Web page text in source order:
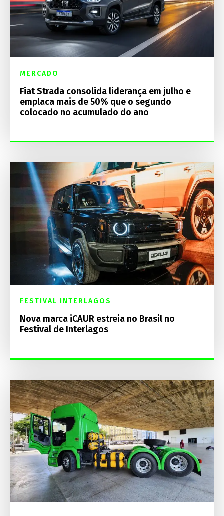
MERCADO
Fiat Strada consolida liderança em julho e
emplaca mais de 50% que o segundo
colocado no acumulado do ano
FESTIVAL INTERLAGOS
Nova marca iCAUR estreia no Brasil no
Festival de Interlagos